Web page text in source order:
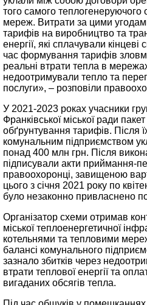
того самого теплогенеруючого
мереж. Витрати за цими
тарифів на виробництво та
енергії, які сплачували кінцеві
час формування тарифів
реальні втрати тепла в
недоотримували тепло та
послуги», – розповіли
У 2021-2023 роках учасники
Франківської міської ради
обґрунтування тарифів. Після
комунальним підприємством
понад 400 млн грн. Після
підписували акти приймання-
правоохоронці, завищеною
цього з січня 2021 року по
було незаконно привласнено
Організатор схеми отримав
міської теплоенергетичної
котельнями та тепловими
балансі комунального
зазнало збитків через
втрати теплової енергії та
вигаданих обсягів тепла.